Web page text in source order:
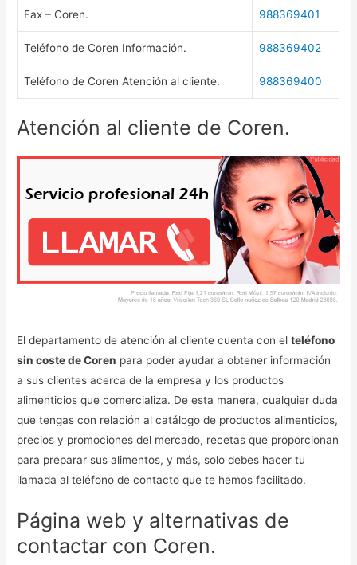
Fax – Coren. 988369401
Teléfono de Coren Información. 988369402
Teléfono de Coren Atención al cliente. 988369400
Atención al cliente de Coren.
El departamento de atención al cliente cuenta con elteléfono
sin coste de Coren para poder ayudar a obtener información
a sus clientes acerca de la empresa y los productos
alimenticios que comercializa. De esta manera, cualquier duda
que tengas con relación al catálogo de productos alimenticios,
precios y promociones del mercado, recetas que proporcionan
para preparar sus alimentos, y más, solo debes hacer tu
llamada al teléfono de contacto que te hemos facilitado.
Página web y alternativas de
contactar con Coren.